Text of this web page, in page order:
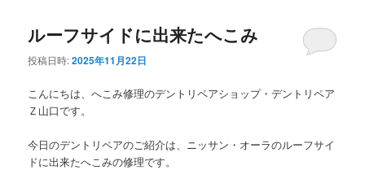
ルーフサイドに出来たへこみ
投稿日時:2025年11月22日
こんにちは、へこみ修理のデントリペアショップ・デントリペア
Ｚ山口です。
今日のデントリペアのご紹介は、ニッサン・オーラのルーフサイ
ドに出来たへこみの修理です。